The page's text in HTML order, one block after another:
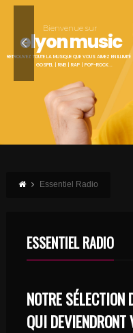
Bienvenue sur
elyon music
RETROUVEZ TOUTE LA MUSIQUE QUE VOUS AIMEZ EN ILLIMITÉ
GOSPEL | RNB | RAP | POP-ROCK...
Essentiel Radio
ESSENTIEL RADIO
NOTRE SÉLECTION
QUI